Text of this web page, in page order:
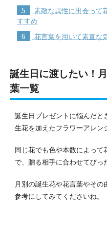
5
素敵な異性に出会って
すすめ
6 花言葉を用いて素直な
誕生日に渡したい！
葉一覧
誕生日プレゼントに悩んだと
生花を加えたフラワーアレン
同じ花でも色や本数によっ
で、贈る相手に合わせてぴっ
月別の誕生花や花言葉やそ
参考にしてみてくださいね。